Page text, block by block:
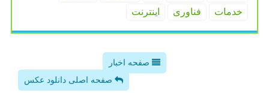
خدمات
فناوری اینترنت
صفحه اخبار
صفحه اصلی دانلود عکس